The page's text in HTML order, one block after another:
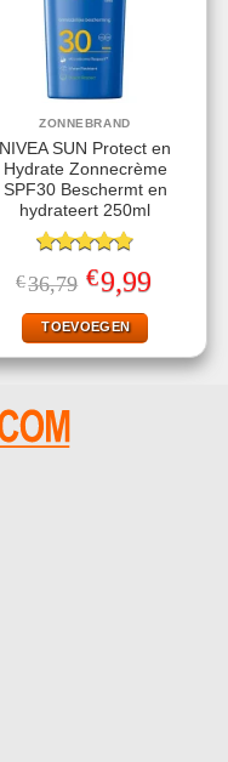
ZONNEBRAND
NIVEA SUN Protect en
Hydrate Zonnecrème
SPF30 Beschermt en
hydrateert 250ml
Gewaardeerd
4.78uit 5
€36,79 Oorspronkelijke
prijs
was:
€36,79.
€9,99Huidige
prijs
TOEVOEGEN